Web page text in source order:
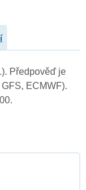
Předpověď je
ECMWF).